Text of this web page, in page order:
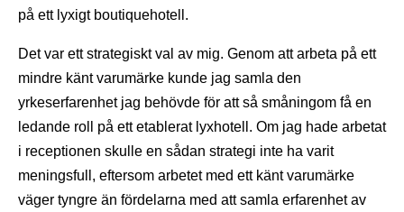
på ett lyxigt boutiquehotell.
Det var ett strategiskt val av mig. Genom att arbeta på ett
mindre känt varumärke kunde jag samla den
yrkeserfarenhet jag behövde för att så småningom få en
ledande roll på ett etablerat lyxhotell. Om jag hade arbetat
i receptionen skulle en sådan strategi inte ha varit
meningsfull, eftersom arbetet med ett känt varumärke
väger tyngre än fördelarna med att samla erfarenhet av